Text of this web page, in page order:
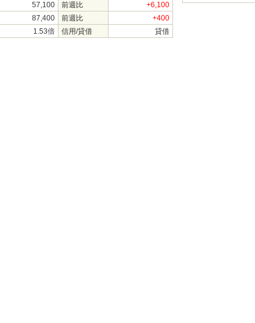
57,100 前週比
+6,100
87,400 前週比
+400
1.53倍 信用/貸借 貸借